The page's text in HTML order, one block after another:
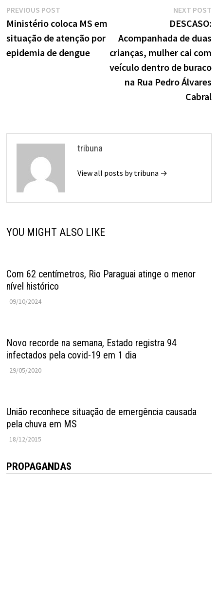
Navegação
de
Post
PREVIOUS POSTPrevious
post:
Ministério coloca MS em
situação de atenção por
epidemia de dengue
NEXT POST
DESCASO:
Acompanhada de duas
crianças, mulher cai com
veículo dentro de buraco
na Rua Pedro Álvares
Cabral
tribuna
View all posts by tribuna →
YOU MIGHT ALSO LIKE
Com 62 centímetros, Rio Paraguai atinge o menor
nível histórico
09/10/2024
Novo recorde na semana, Estado registra 94
infectados pela covid-19 em 1 dia
29/05/2020
União reconhece situação de emergência causada
pela chuva em MS
18/12/2015
PROPAGANDAS